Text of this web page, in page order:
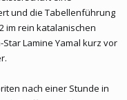
und die Tabellenführung
im rein katalanischen
Lamine Yamal kurz vor
nach einer Stunde in